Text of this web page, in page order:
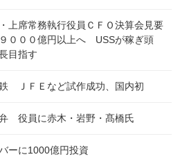
上席常務執行役員ＣＦＯ決算会見要
０００億円以上へ USSが稼ぎ頭
目指す
ＪＦＥなど試作成功、国内初
役員に赤木・岩野・髙橋氏
ーに1000億円投資